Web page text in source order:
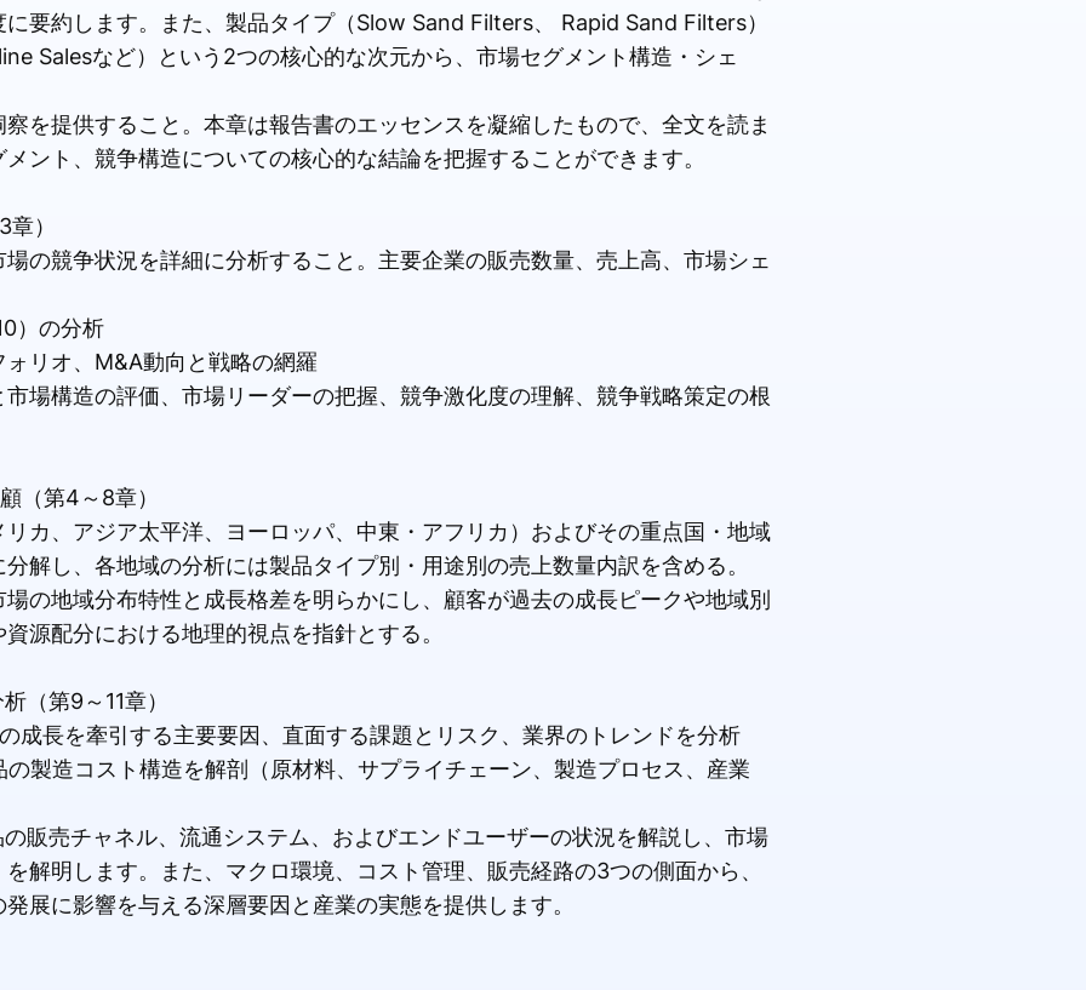
要約します。また、製品タイプ（Slow Sand Filters、 Rapid Sand Filters）
Salesなど）という2つの核心的な次元から、市場セグメント構造・シェ
を提供すること。本章は報告書のエッセンスを凝縮したもので、全文を読ま
ント、競争構造についての核心的な結論を把握することができます。
）
の競争状況を詳細に分析すること。主要企業の販売数量、売上高、市場シェ
）の分析
リオ、M&A動向と戦略の網羅
場構造の評価、市場リーダーの把握、競争激化度の理解、競争戦略策定の根
（第4～8章）
カ、アジア太平洋、ヨーロッパ、中東・アフリカ）およびその重点国・地域
解し、各地域の分析には製品タイプ別・用途別の売上数量内訳を含める。
の地域分布特性と成長格差を明らかにし、顧客が過去の成長ピークや地域別
源配分における地理的視点を指針とする。
（第9～11章）
成長を牽引する主要要因、直面する課題とリスク、業界のトレンドを分析
製造コスト構造を解剖（原材料、サプライチェーン、製造プロセス、産業
販売チャネル、流通システム、およびエンドユーザーの状況を解説し、市場
解明します。また、マクロ環境、コスト管理、販売経路の3つの側面から、
展に影響を与える深層要因と産業の実態を提供します。